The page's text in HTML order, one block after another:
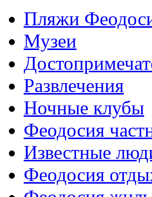
Пляжи
Музеи
Развлечения
Ночные клубы
Феодосия
Известные
Феодосия